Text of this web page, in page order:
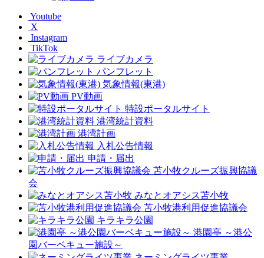
Youtube
X
Instagram
TikTok
ライブカメラ
パンフレット
気象情報(東港)
PV動画
特設ポータルサイト
港湾統計資料
港湾計画
入札公告情報
申請・届出
苫小牧クルーズ振興協議
会
みなとオアシス苫小牧
苫小牧港利用促進協議会
キラキラ公園
港園亭 ～港公
園バーベキュー施設～